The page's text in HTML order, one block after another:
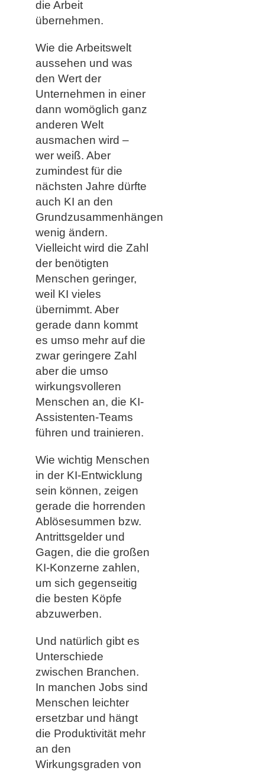
die Arbeit
übernehmen.
Wie die Arbeitswelt
aussehen und was
den Wert der
Unternehmen in einer
dann womöglich ganz
anderen Welt
ausmachen wird –
wer weiß. Aber
zumindest für die
nächsten Jahre dürfte
auch KI an den
Grundzusammenhängen
wenig ändern.
Vielleicht wird die Zahl
der benötigten
Menschen geringer,
weil KI vieles
übernimmt. Aber
gerade dann kommt
es umso mehr auf die
zwar geringere Zahl
aber die umso
wirkungsvolleren
Menschen an, die KI-
Assistenten-Teams
führen und trainieren.
Wie wichtig Menschen
in der KI-Entwicklung
sein können, zeigen
gerade die horrenden
Ablösesummen bzw.
Antrittsgelder und
Gagen, die die großen
KI-Konzerne zahlen,
um sich gegenseitig
die besten Köpfe
abzuwerben.
Und natürlich gibt es
Unterschiede
zwischen Branchen.
In manchen Jobs sind
Menschen leichter
ersetzbar und hängt
die Produktivität mehr
an den
Wirkungsgraden von